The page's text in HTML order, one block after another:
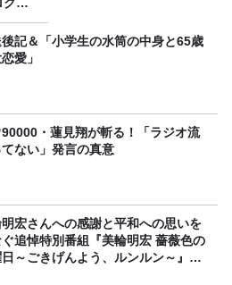
記＆「小学生の水筒の中身と65歳
愛」
90000・蓮見翔が斬る！「ラジオ流
ない」発言の真意
宏さんへの感謝と平和への思いを
追悼特別番組『美輪明宏 薔薇色の
日～ごきげんよう、ルンルン～』